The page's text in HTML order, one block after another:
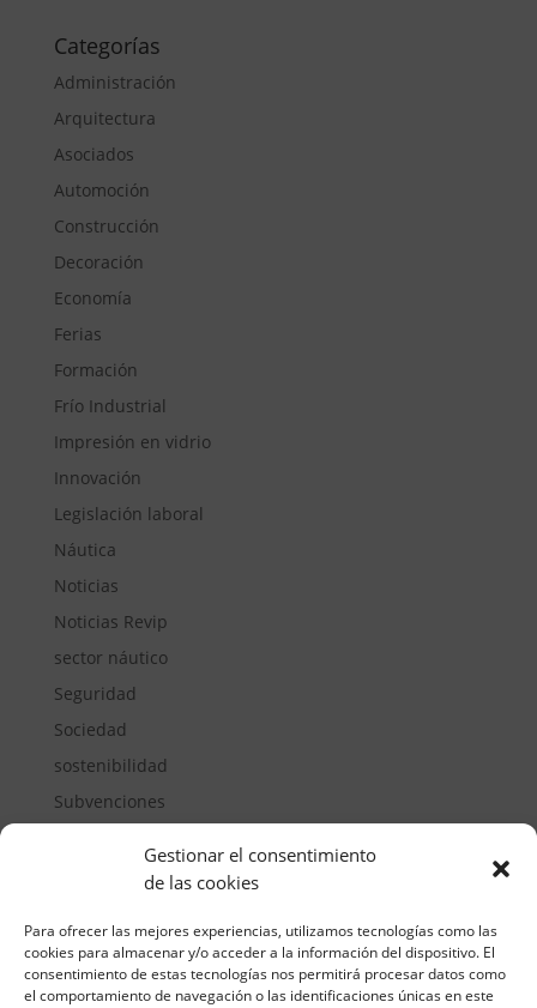
Gestionar el consentimiento
de las cookies
Para ofrecer las mejores experiencias, utilizamos tecnologías como las
cookies para almacenar y/o acceder a la información del dispositivo. El
consentimiento de estas tecnologías nos permitirá procesar datos como
el comportamiento de navegación o las identificaciones únicas en este
Categorías
Administración
Arquitectura
Asociados
Automoción
Construcción
Decoración
Economía
Ferias
Formación
Frío Industrial
Impresión en vidrio
Innovación
Legislación laboral
Náutica
Noticias
Noticias Revip
sector náutico
Seguridad
Sociedad
sostenibilidad
Subvenciones